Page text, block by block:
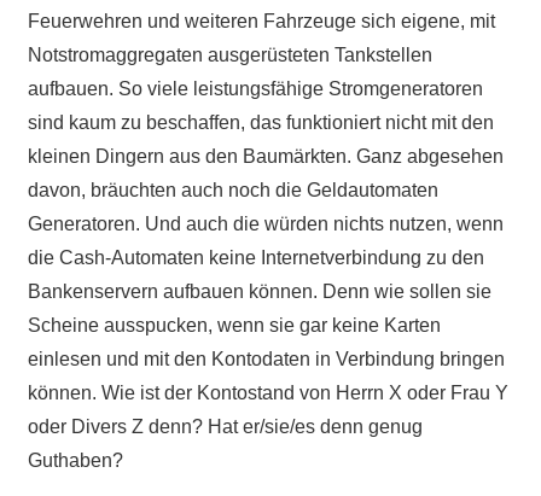
Feuerwehren und weiteren Fahrzeuge sich eigene, mit
Notstromaggregaten ausgerüsteten Tankstellen
aufbauen. So viele leistungsfähige Stromgeneratoren
sind kaum zu beschaffen, das funktioniert nicht mit den
kleinen Dingern aus den Baumärkten. Ganz abgesehen
davon, bräuchten auch noch die Geldautomaten
Generatoren. Und auch die würden nichts nutzen, wenn
die Cash-Automaten keine Internetverbindung zu den
Bankenservern aufbauen können. Denn wie sollen sie
Scheine ausspucken, wenn sie gar keine Karten
einlesen und mit den Kontodaten in Verbindung bringen
können. Wie ist der Kontostand von Herrn X oder Frau Y
oder Divers Z denn? Hat er/sie/es denn genug
Guthaben?